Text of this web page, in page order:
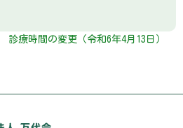
診療時間の変更（令和6年4月13日）